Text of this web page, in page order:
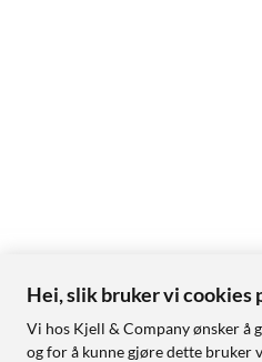
Hei, slik bruker vi cookies
Vi hos Kjell & Company ønsker å
og for å kunne gjøre dette bruker